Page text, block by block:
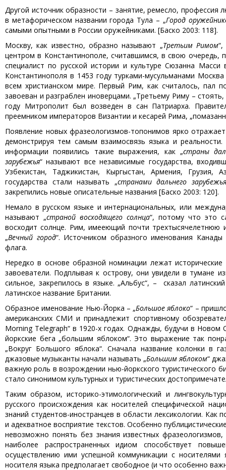
Другой источник образности – занятие, ремесло,
в метафорическом названии города Тула – „Город
самыми опытными в России оружейниками. [Баско 2003: 118].
Москву, как известно, образно называют „Третьим Римом
центром в Константинополе, считавшимся, в свою
специалист по русской истории и культуре Сюзанна
Константинополя в 1453 году турками-мусульманами
всем христианском мире. Первый Рим, как считалось, пал
завоеван и разграблен иноверцами. „Третьему Риму –
году Митрополит был возведен в сан Патриарха.
преемником императоров Византии и кесарей Рима,
Появление новых фразеологизмов-топонимов ярко
демонстрируя тем самым взаимосвязь языка и
информации появились такие выражения, как „страны
зарубежья“ называют все независимые государства,
Узбекистан, Таджикистан, Кыргыстан, Армения, Грузия,
государства стали называть „странами дальнего
закрепились новые описательные названия [Баско 2003: 120].
Немало в русском языке и интернациональных, или
называют „страной восходящего солнца“, потому что это
восходит солнце. Рим, имееющий почти трехтысячелетнюю
„Вечный город“. Источником образного именования Канады
флага.
Нередко в основе образной номинации лежат
завоеватели. Подплывая к острову, они увидели в тумане
сильное, закрепилось в языке. „Альбус“, – сказал
латинское название Британии.
Образное именование Нью-Йорка – „Большое яблоко“ –
американских СМИ и принадлежит спортивному
Morning Telegraph“ в 1920-х годах. Однажды, будучи в
йоркские бега „большим яблоком“. Это выражение так
„Вокруг Большого яблока“. Сначала название колонки в
джазовые музыканты начали называть „Большим яблоком“
важную роль в возрождении нью-йоркского туристического
стало синонимом культурных и туристических
Таким образом, историко-этимологический и
русского происхождения как носителей специфической
знаний студентов-иностранцев в области лексикологии. Как
и адекватное восприятие текстов. Особенно
невозможно понять без знания известных
наиболее распространенных идиом способствует
осуществлению ими успешной коммуникации с
носителя языка предполагает свободное (и что особенно